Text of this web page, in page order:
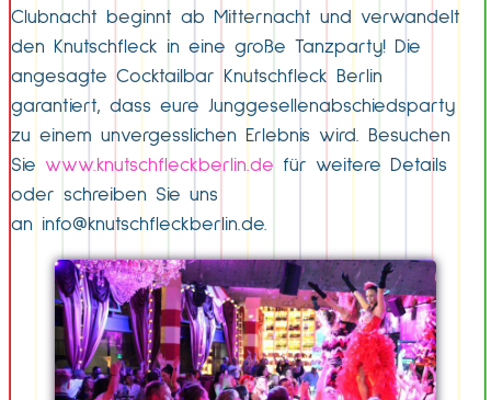
Clubnacht beginnt ab Mitternacht und verwandelt
den Knutschfleck in eine große Tanzparty! Die
angesagte Cocktailbar Knutschfleck Berlin
garantiert, dass eure Junggesellenabschiedsparty
zu einem unvergesslichen Erlebnis wird. Besuchen
Sie www.knutschfleckberlin.de für weitere Details
oder schreiben Sie uns
an info@knutschfleckberlin.de.